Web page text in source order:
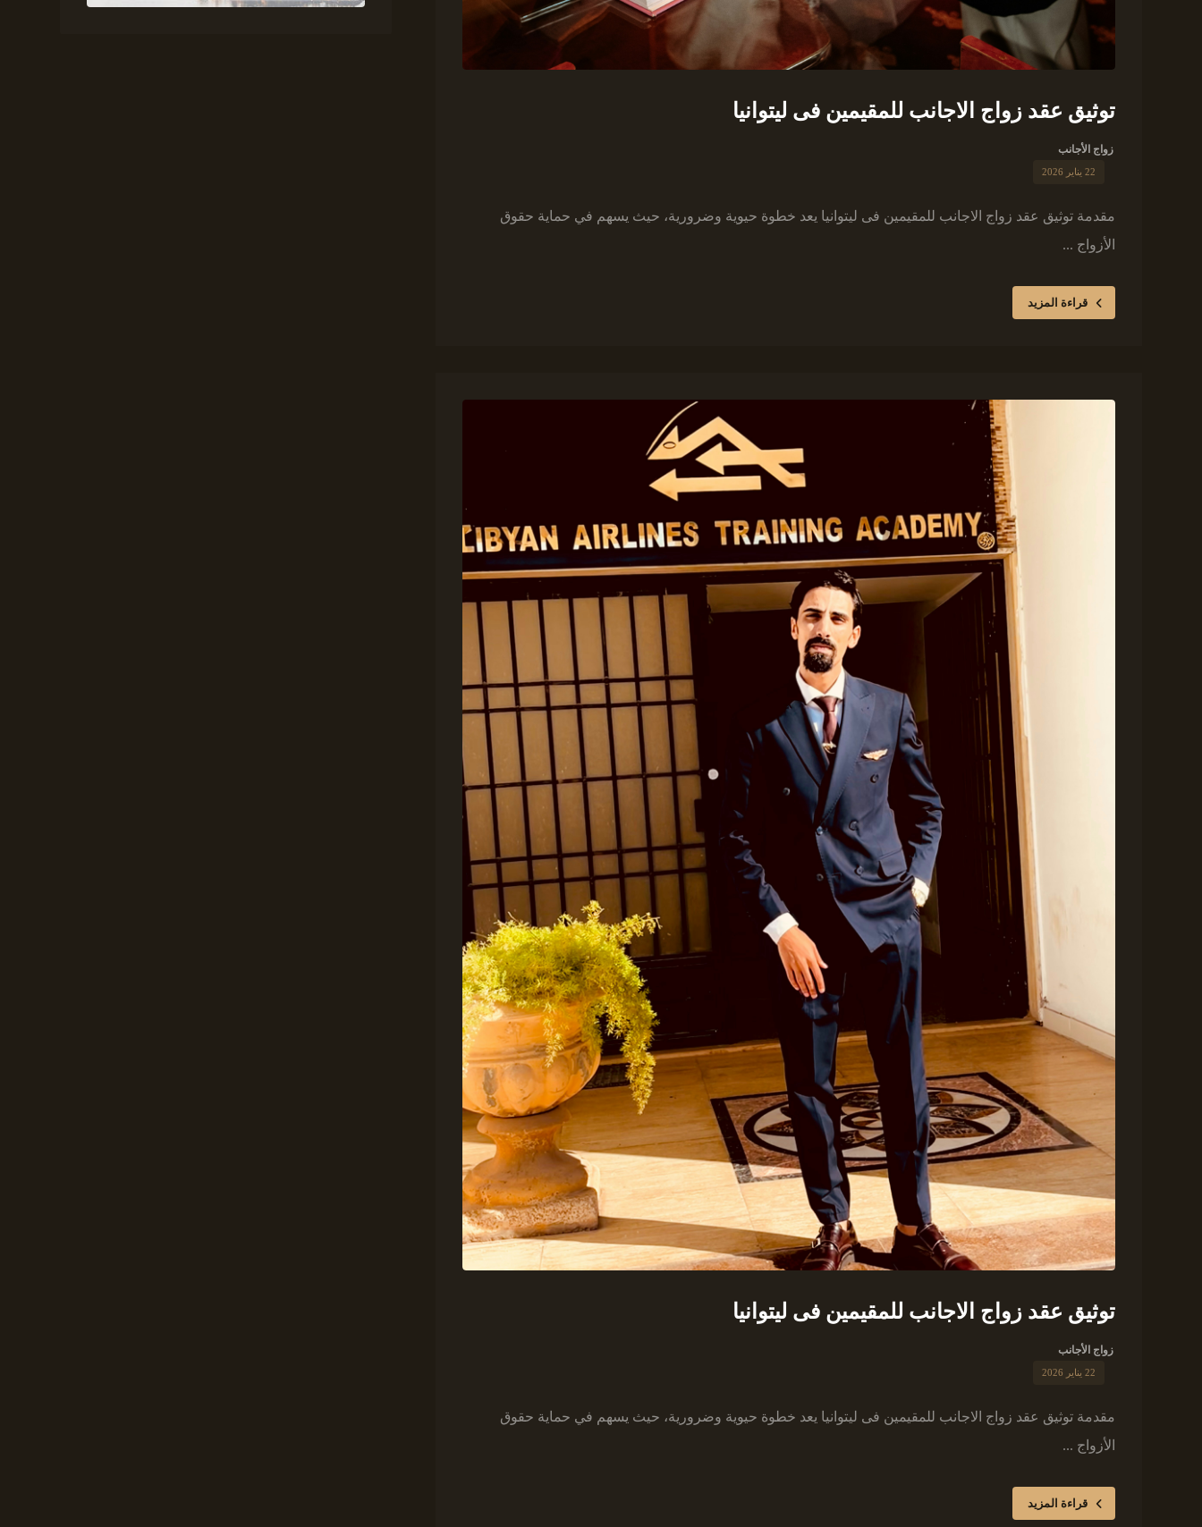
توثيق عقد زواج الاجانب للمقيمين فى ليتوانيا
زواج الأجانب
22 يناير 2026
مقدمة توثيق عقد زواج الاجانب للمقيمين فى ليتوانيا يعد خطوة حيوية وضرورية، حيث يسهم في حماية حقوق
الأزواج ...
قراءة المزيد
توثيق عقد زواج الاجانب للمقيمين فى ليتوانيا
زواج الأجانب
22 يناير 2026
مقدمة توثيق عقد زواج الاجانب للمقيمين فى ليتوانيا يعد خطوة حيوية وضرورية، حيث يسهم في حماية حقوق
الأزواج ...
قراءة المزيد